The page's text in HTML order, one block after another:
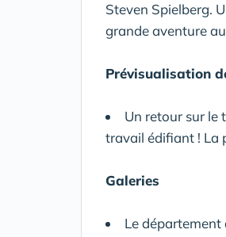
Steven Spielberg.
grande aventure
Prévisualisation
Un retour sur le
travail édifiant ! La
Galeries
Le